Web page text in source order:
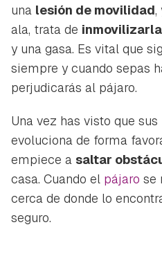
una lesión de movilidad,
ala, trata de inmovilizarla
y una gasa. Es vital que
siempre y cuando sepas
perjudicarás al pájaro.
Una vez has visto que
evoluciona de forma
empiece a saltar
casa. Cuando el pájaro se
cerca de donde lo
seguro.